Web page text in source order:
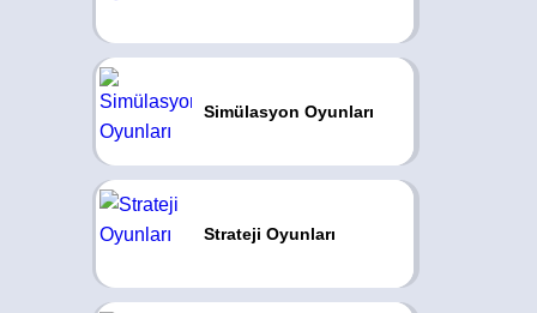
Simülasyon Oyunları
Strateji Oyunları